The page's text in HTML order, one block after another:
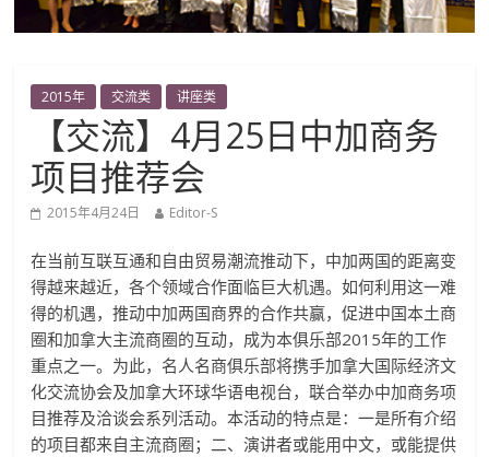
2015年 交流类 讲座类
【交流】4月25日中加商务
项目推荐会
2015年4月24日 Editor-S
在当前互联互通和自由贸易潮流推动下，中加两国的距离变
得越来越近，各个领域合作面临巨大机遇。如何利用这一难
得的机遇，推动中加两国商界的合作共赢，促进中国本土商
圈和加拿大主流商圈的互动，成为本俱乐部2015年的工作
重点之一。为此，名人名商俱乐部将携手加拿大国际经济文
化交流协会及加拿大环球华语电视台，联合举办中加商务项
目推荐及洽谈会系列活动。本活动的特点是：一是所有介绍
的项目都来自主流商圈；二、演讲者或能用中文，或能提供